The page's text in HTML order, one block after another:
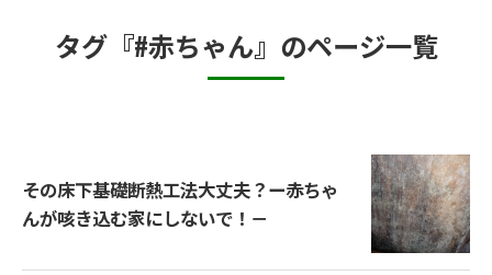
タグ『#赤ちゃん』のページ一覧
その床下基礎断熱工法大丈夫？ー赤ちゃ
んが咳き込む家にしないで！－